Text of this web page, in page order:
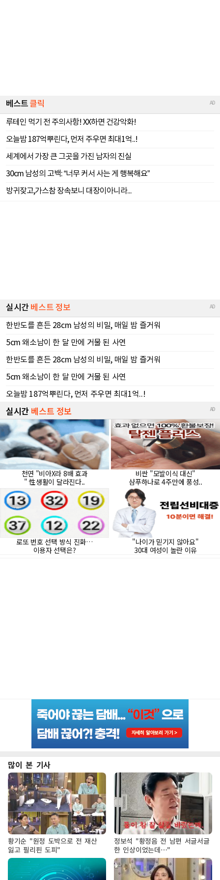
많이 본 기사
황기순 "원정 도박으로 전 재산
잃고 필리핀 도피"
정보석 "황정음 전 남편 서글서글
한 인상이었는데…"